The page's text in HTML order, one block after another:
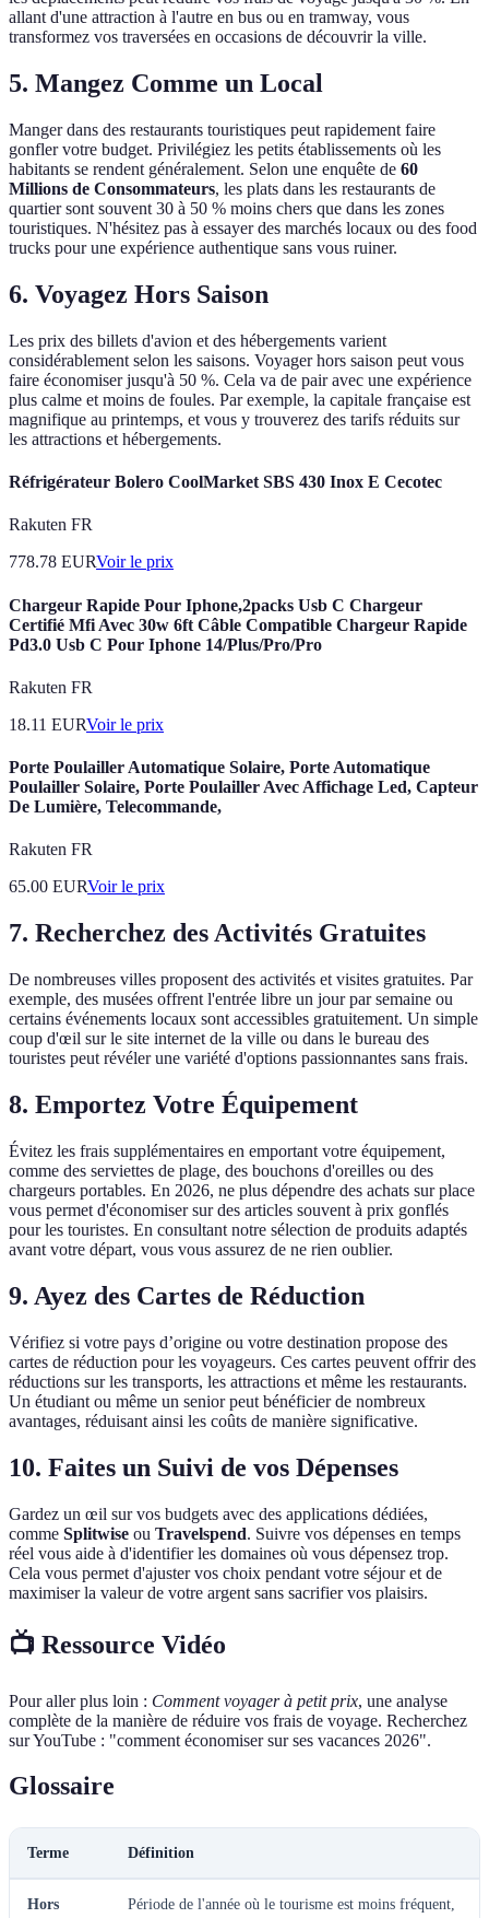
allant d'une attraction à l'autre en bus ou en tramway, vous
transformez vos traversées en occasions de découvrir la ville.
5. Mangez Comme un Local
Manger dans des restaurants touristiques peut rapidement faire
gonfler votre budget. Privilégiez les petits établissements où les
habitants se rendent généralement. Selon une enquête de 60
Millions de Consommateurs, les plats dans les restaurants de
quartier sont souvent 30 à 50 % moins chers que dans les zones
touristiques. N'hésitez pas à essayer des marchés locaux ou des food
trucks pour une expérience authentique sans vous ruiner.
6. Voyagez Hors Saison
Les prix des billets d'avion et des hébergements varient
considérablement selon les saisons. Voyager hors saison peut vous
faire économiser jusqu'à 50 %. Cela va de pair avec une expérience
plus calme et moins de foules. Par exemple, la capitale française est
magnifique au printemps, et vous y trouverez des tarifs réduits sur
les attractions et hébergements.
Réfrigérateur Bolero CoolMarket SBS 430 Inox E Cecotec
Rakuten FR
778.78 EURVoir le prix
Chargeur Rapide Pour Iphone,2packs Usb C Chargeur
Certifié Mfi Avec 30w 6ft Câble Compatible Chargeur Rapide
Pd3.0 Usb C Pour Iphone 14/Plus/Pro/Pro
Rakuten FR
18.11 EURVoir le prix
Porte Poulailler Automatique Solaire, Porte Automatique
Poulailler Solaire, Porte Poulailler Avec Affichage Led, Capteur
De Lumière, Telecommande,
Rakuten FR
65.00 EURVoir le prix
7. Recherchez des Activités Gratuites
De nombreuses villes proposent des activités et visites gratuites. Par
exemple, des musées offrent l'entrée libre un jour par semaine ou
certains événements locaux sont accessibles gratuitement. Un simple
coup d'œil sur le site internet de la ville ou dans le bureau des
touristes peut révéler une variété d'options passionnantes sans frais.
8. Emportez Votre Équipement
Évitez les frais supplémentaires en emportant votre équipement,
comme des serviettes de plage, des bouchons d'oreilles ou des
chargeurs portables. En 2026, ne plus dépendre des achats sur place
vous permet d'économiser sur des articles souvent à prix gonflés
pour les touristes. En consultant notre sélection de produits adaptés
avant votre départ, vous vous assurez de ne rien oublier.
9. Ayez des Cartes de Réduction
Vérifiez si votre pays d’origine ou votre destination propose des
cartes de réduction pour les voyageurs. Ces cartes peuvent offrir des
réductions sur les transports, les attractions et même les restaurants.
Un étudiant ou même un senior peut bénéficier de nombreux
avantages, réduisant ainsi les coûts de manière significative.
10. Faites un Suivi de vos Dépenses
Gardez un œil sur vos budgets avec des applications dédiées,
comme Splitwise ou Travelspend. Suivre vos dépenses en temps
réel vous aide à d'identifier les domaines où vous dépensez trop.
Cela vous permet d'ajuster vos choix pendant votre séjour et de
maximiser la valeur de votre argent sans sacrifier vos plaisirs.
📺 Ressource Vidéo
Pour aller plus loin : Comment voyager à petit prix, une analyse
complète de la manière de réduire vos frais de voyage. Recherchez
sur YouTube : "comment économiser sur ses vacances 2026".
Glossaire
Terme Définition
Hors
Période de l'année où le tourisme est moins fréquent,